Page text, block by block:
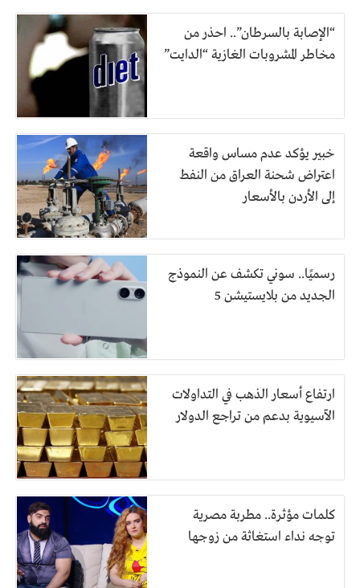
“الإصابة بالسرطان”.. احذر من
مخاطر المشروبات الغازية “الدايت”
خبير يؤكد عدم مساس واقعة
اعتراض شحنة العراق من النفط
إلى الأردن بالأسعار
رسميًا.. سوني تكشف عن النموذج
الجديد من بلايستيشن 5
ارتفاع أسعار الذهب في التداولات
الآسيوية بدعم من تراجع الدولار
كلمات مؤثرة.. مطربة مصرية
توجه نداء استغاثة من زوجها